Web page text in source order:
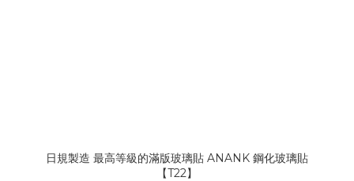
日規製造 最高等級的滿版玻璃貼 ANANK 鋼化玻璃貼
【T22】